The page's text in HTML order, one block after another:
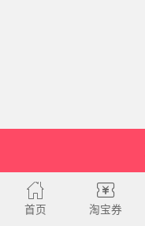
首页 淘宝券